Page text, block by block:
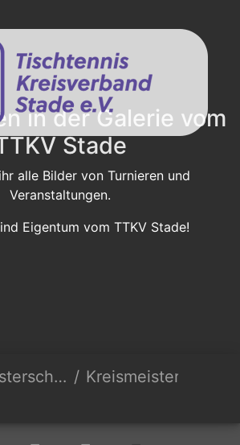
in der Galerie vom
Stade
alle Bilder von Turnieren und
Veranstaltungen.
Eigentum vom TTKV Stade!
23 Kreismeisterschaft TTKV Stade 23-217